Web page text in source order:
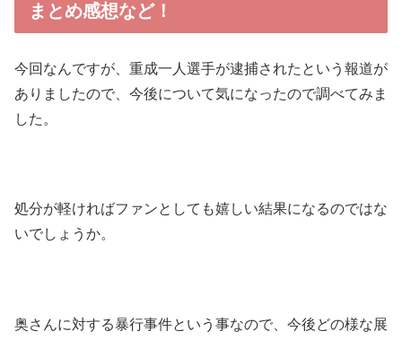
まとめ感想など！
今回なんですが、重成一人選手が逮捕されたという報道が
ありましたので、今後について気になったので調べてみま
した。
処分が軽ければファンとしても嬉しい結果になるのではな
いでしょうか。
奥さんに対する暴行事件という事なので、今後どの様な展